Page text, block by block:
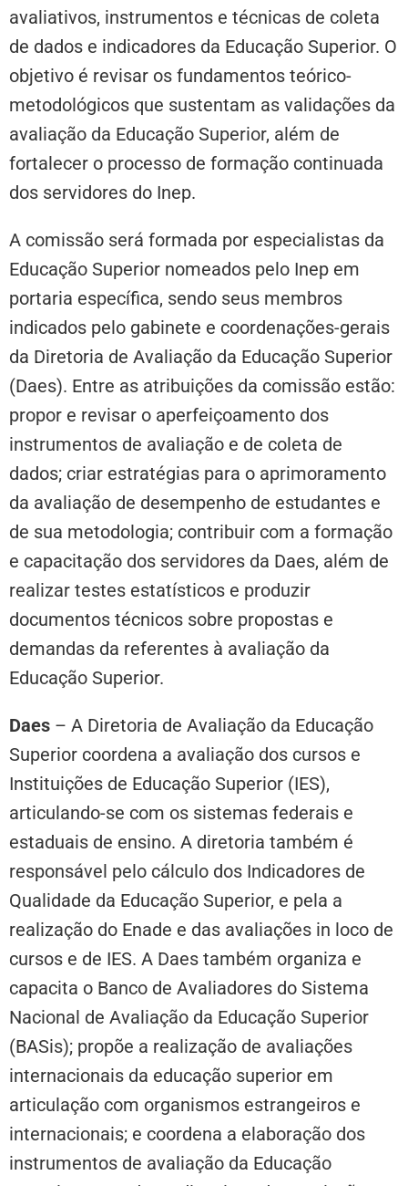
avaliativos, instrumentos e técnicas de coleta
de dados e indicadores da Educação Superior. O
objetivo é revisar os fundamentos teórico-
metodológicos que sustentam as validações da
avaliação da Educação Superior, além de
fortalecer o processo de formação continuada
dos servidores do Inep.
A comissão será formada por especialistas da
Educação Superior nomeados pelo Inep em
portaria específica, sendo seus membros
indicados pelo gabinete e coordenações-gerais
da Diretoria de Avaliação da Educação Superior
(Daes). Entre as atribuições da comissão estão:
propor e revisar o aperfeiçoamento dos
instrumentos de avaliação e de coleta de
dados; criar estratégias para o aprimoramento
da avaliação de desempenho de estudantes e
de sua metodologia; contribuir com a formação
e capacitação dos servidores da Daes, além de
realizar testes estatísticos e produzir
documentos técnicos sobre propostas e
demandas da referentes à avaliação da
Educação Superior.
Daes – A Diretoria de Avaliação da Educação
Superior coordena a avaliação dos cursos e
Instituições de Educação Superior (IES),
articulando-se com os sistemas federais e
estaduais de ensino. A diretoria também é
responsável pelo cálculo dos Indicadores de
Qualidade da Educação Superior, e pela a
realização do Enade e das avaliações in loco de
cursos e de IES. A Daes também organiza e
capacita o Banco de Avaliadores do Sistema
Nacional de Avaliação da Educação Superior
(BASis); propõe a realização de avaliações
internacionais da educação superior em
articulação com organismos estrangeiros e
internacionais; e coordena a elaboração dos
instrumentos de avaliação da Educação